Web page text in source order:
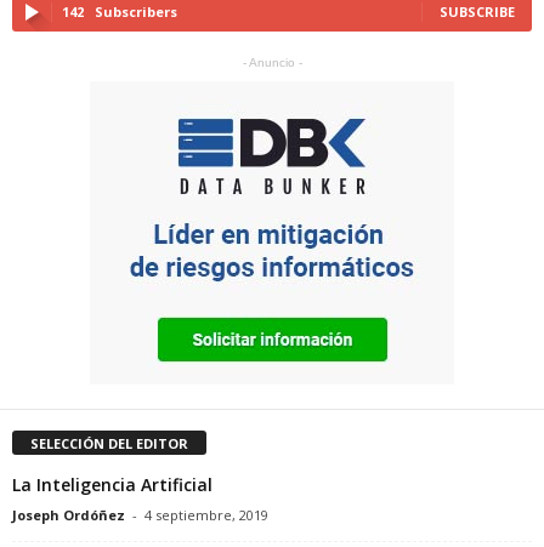
142 Subscribers SUBSCRIBE
- Anuncio -
SELECCIÓN DEL EDITOR
La Inteligencia Artificial
Joseph Ordóñez - 4 septiembre, 2019